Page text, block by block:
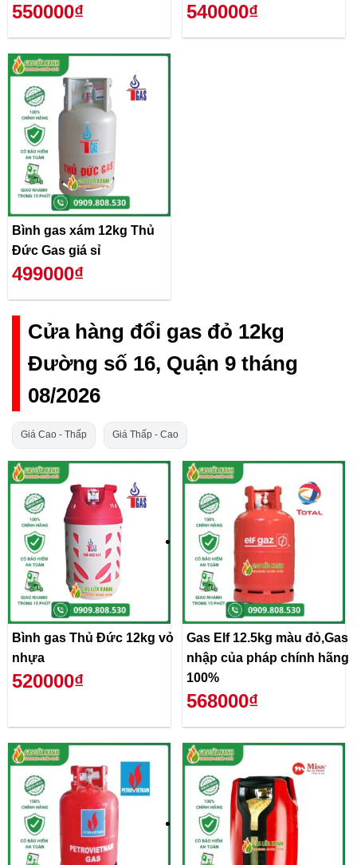
550000₫ 540000₫
Bình gas xám 12kg Thủ
Đức Gas giá sỉ
499000₫
Cửa hàng đổi gas đỏ 12kg
Đường số 16, Quận 9 tháng
08/2026
Giá Cao - Thấp Giá Thấp - Cao
Bình gas Thủ Đức 12kg vỏ
nhựa
520000₫
Gas Elf 12.5kg màu đỏ,Gas
nhập của pháp chính hãng
100%
568000₫